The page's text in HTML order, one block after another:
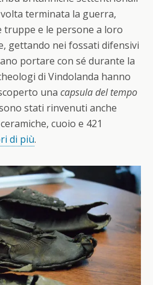
terminata la guerra,
truppe e le persone a loro
gettando nei fossati difensivi
portare con sé durante la
di Vindolanda hanno
una capsula del tempo
stati rinvenuti anche
cuoio e 421
di più.